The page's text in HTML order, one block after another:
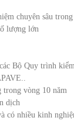
chuyên sâu
lượng lớn
Bộ Quy trình
trong vòng 10 năm
dịch
có nhiều kinh